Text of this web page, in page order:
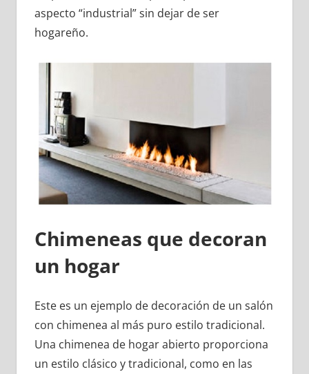
aspecto “industrial” sin dejar de ser
hogareño.
Chimeneas que decoran
un hogar
Este es un ejemplo de decoración de un salón
con chimenea al más puro estilo tradicional.
Una chimenea de hogar abierto proporciona
un estilo clásico y tradicional, como en las